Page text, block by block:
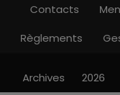
Contacts
Règlements
Archives 2026